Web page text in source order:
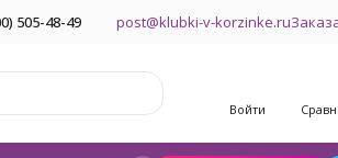
505-48-49 post@klubki-v-korzinke.ru
Войти